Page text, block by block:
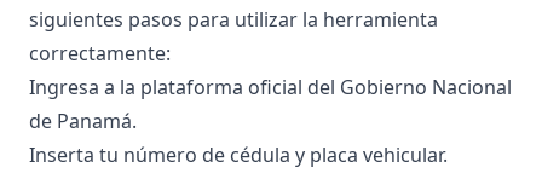
siguientes pasos para utilizar la herramienta
correctamente:
Ingresa a la plataforma oficial del Gobierno Nacional
de Panamá.
Inserta tu número de cédula y placa vehicular.